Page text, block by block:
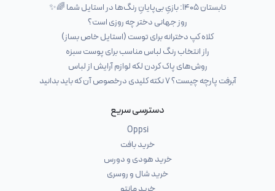
تابستان ۱۴۰۵: بازیِ بی‌پایانِ رنگ‌ها در استایل شما 🌈✨
روز جهانی دختر چه روزی است؟
کلاه کپ دخترانه برای توست (استایل خاص بساز)
راز انتخاب رنگ لباس مناسب برای پوست سبزه
روش‌های پاک کردن لکه لوازم آرایش از لباس
آبرفت پارچه چیست؟ ۷ نکته کلیدی درخصوص آن که باید بدانید
دسترسی سریع
Oppsi
خرید بافت
خرید هودی و دورس
خرید شال و روسری